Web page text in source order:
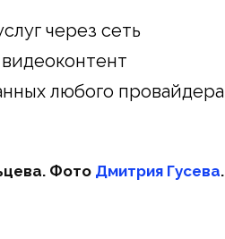
через сеть
любого провайдера
Фото Дмитрия Гусева.